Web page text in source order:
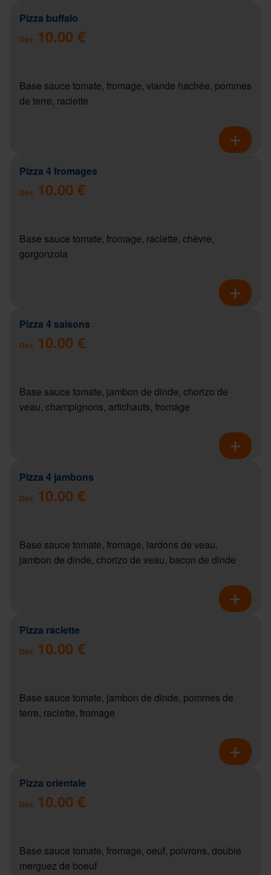
Pizza buffalo
Dès 10.00 €
Base sauce tomate, fromage, viande hachée, pommes
de terre, raclette
Pizza 4 fromages
Dès 10.00 €
Base sauce tomate, fromage, raclette, chèvre,
gorgonzola
Pizza 4 saisons
Dès 10.00 €
Base sauce tomate, jambon de dinde, chorizo de
veau, champignons, artichauts, fromage
Pizza 4 jambons
Dès 10.00 €
Base sauce tomate, fromage, lardons de veau,
jambon de dinde, chorizo de veau, bacon de dinde
Pizza raclette
Dès 10.00 €
Base sauce tomate, jambon de dinde, pommes de
terre, raclette, fromage
Pizza orientale
Dès 10.00 €
Base sauce tomate, fromage, oeuf, poivrons, double
merguez de boeuf